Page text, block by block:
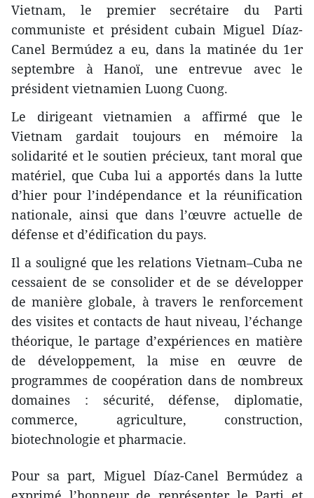
Vietnam, le premier secrétaire du Parti
communiste et président cubain Miguel Díaz-
Canel Bermúdez a eu, dans la matinée du 1er
septembre à Hanoï, une entrevue avec le
président vietnamien Luong Cuong.
Le dirigeant vietnamien a affirmé que le
Vietnam gardait toujours en mémoire la
solidarité et le soutien précieux, tant moral que
matériel, que Cuba lui a apportés dans la lutte
d’hier pour l’indépendance et la réunification
nationale, ainsi que dans l’œuvre actuelle de
défense et d’édification du pays.
Il a souligné que les relations Vietnam–Cuba ne
cessaient de se consolider et de se développer
de manière globale, à travers le renforcement
des visites et contacts de haut niveau, l’échange
théorique, le partage d’expériences en matière
de développement, la mise en œuvre de
programmes de coopération dans de nombreux
domaines : sécurité, défense, diplomatie,
commerce, agriculture, construction,
biotechnologie et pharmacie.
Pour sa part, Miguel Díaz-Canel Bermúdez a